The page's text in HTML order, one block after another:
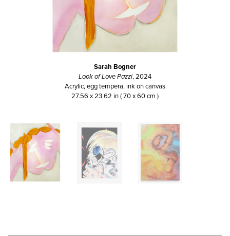
Sarah Bogner
Look of Love Pazzi, 2024
Acrylic, egg tempera, ink on canvas
27.56 x 23.62 in ( 70 x 60 cm )